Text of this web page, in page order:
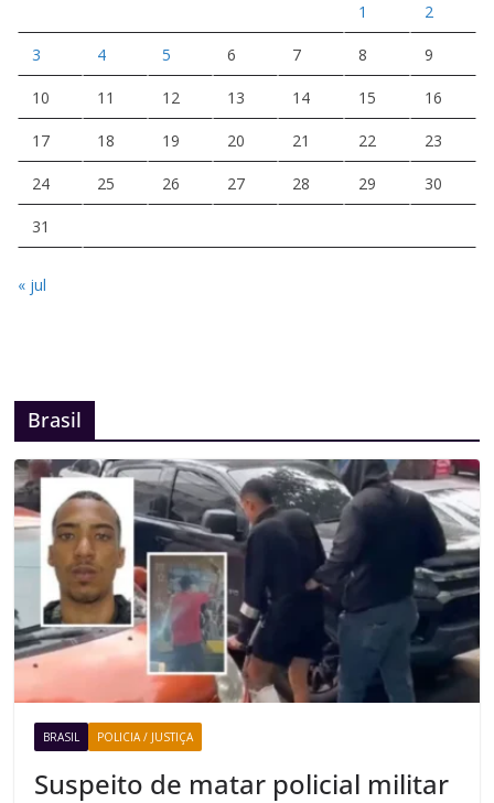
1 2
3 4 5 6 7 8 9
10 11 12 13 14 15 16
17 18 19 20 21 22 23
24 25 26 27 28 29 30
31
« jul
Brasil
BRASIL POLICIA / JUSTIÇA
Suspeito de matar policial militar